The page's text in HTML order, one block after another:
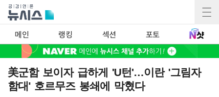
메인 랭킹 섹션 포토
美군함 보이자 급하게 'U턴'…이란 '그림자
함대' 호르무즈 봉쇄에 막혔다